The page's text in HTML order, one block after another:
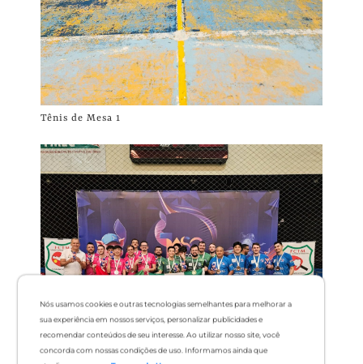
Nós usamos cookies e outras tecnologias semelhantes para melhorar a
sua experiência em nossos serviços, personalizar publicidades e
recomendar conteúdos de seu interesse. Ao utilizar nosso site, você
concorda com nossas condições de uso. Informamos ainda que
Tênis de Mesa 1